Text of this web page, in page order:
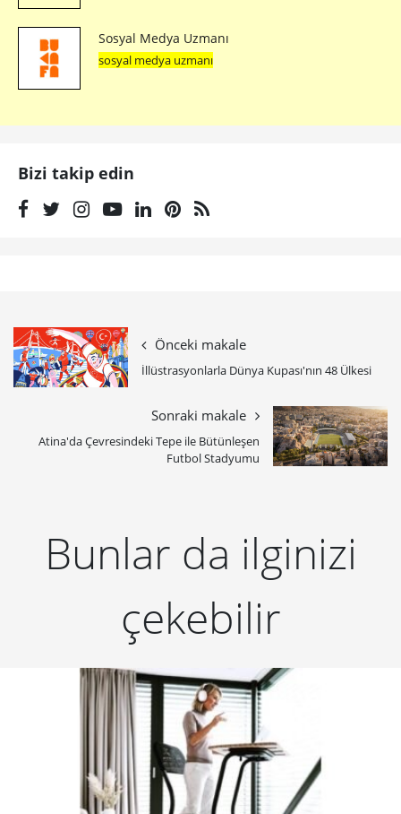
Sosyal Medya Uzmanı
sosyal medya uzmanı
Bizi takip edin
Önceki makale
İllüstrasyonlarla Dünya Kupası'nın 48 Ülkesi
Sonraki makale
Atina'da Çevresindeki Tepe ile Bütünleşen
Futbol Stadyumu
Bunlar da ilginizi
çekebilir